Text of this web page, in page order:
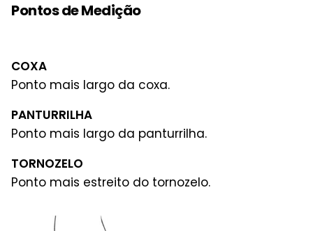
Pontos de Medição
COXA
Ponto mais largo da coxa.
PANTURRILHA
Ponto mais largo da panturrilha.
TORNOZELO
Ponto mais estreito do tornozelo.